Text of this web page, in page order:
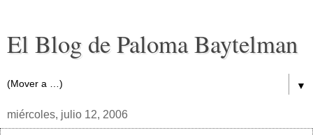
El Blog de Paloma Baytelman
▼
miércoles, julio 12, 2006